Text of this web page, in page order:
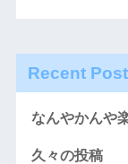
Recent
なんやかんや
久々の投稿